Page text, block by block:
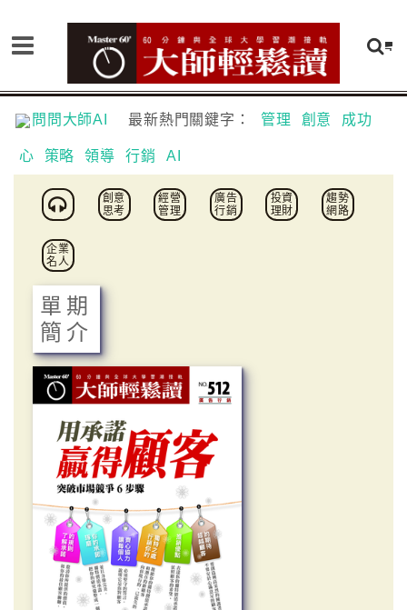
問問大師AI 最新熱門關鍵字： 管理 創意 成功
心 策略 領導 行銷 AI
創意
思考
經營
管理
廣告
行銷
投資
理財
趨勢
網路
企業
名人
單期
簡介